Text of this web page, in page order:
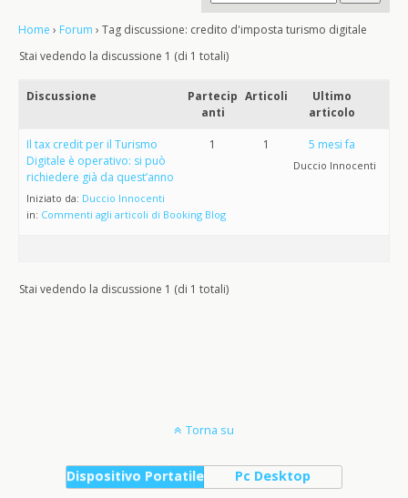
Home › Forum › Tag discussione: credito d'imposta turismo digitale
Stai vedendo la discussione 1 (di 1 totali)
Discussione
Partecip
anti
Articoli
Ultimo
articolo
Il tax credit per il Turismo
Digitale è operativo: si può
richiedere già da quest’anno
Iniziato da: Duccio Innocenti
in: Commenti agli articoli di Booking Blog
1 1 5 mesi fa
Duccio Innocenti
Stai vedendo la discussione 1 (di 1 totali)
Torna su
Dispositivo Portatile Pc Desktop